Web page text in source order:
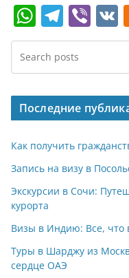
W
h
at
s
A
p
p
T
el
e
gr
a
m
Vi
b
Последние
Как получить
Запись на визу в
Экскурсии в Сочи:
курорта
Визы в Индию: Все, что
Туры в Шарджу из
сердце ОАЭ